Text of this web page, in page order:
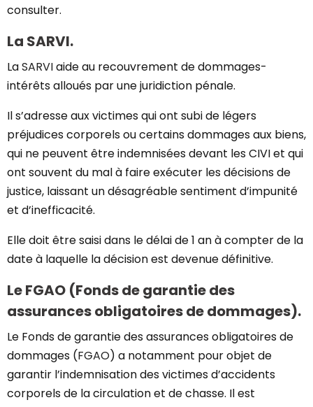
consulter.
La SARVI.
LaSARVIaide au recouvrement de dommages-
intérêts alloués par une juridiction pénale.
Il s’adresse aux victimes qui ont subi de légers
préjudices corporels ou certains dommages aux biens,
qui ne peuvent être indemnisées devant les CIVI et qui
ont souvent du mal à faire exécuter les décisions de
justice, laissant un désagréable sentiment d’impunité
et d’inefficacité.
Elle doit être saisi dans le délai de 1 an à compter de la
date à laquelle la décision est devenue définitive.
Le FGAO (Fonds de garantie des
assurances obligatoires de dommages).
Le Fonds de garantie des assurances obligatoires de
dommages (FGAO) a notamment pour objet de
garantir l’indemnisation des victimes d’accidents
corporels de la circulation et de chasse. Il est